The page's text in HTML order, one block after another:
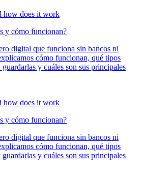
y cómo funcionan?
digital que funciona sin bancos ni
cómo funcionan, qué tipos
y cuáles son sus principales
y cómo funcionan?
digital que funciona sin bancos ni
cómo funcionan, qué tipos
y cuáles son sus principales